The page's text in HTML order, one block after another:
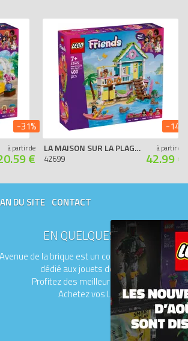
à partir de
€
-31%
LA MAISON SUR LA PLAGE ET LES PHOQUES
42699
à partir de
42.99 €
-14%
DU SITE CONTACT
EN QUELQUES MOTS
Avenue de la brique est un comparateur de prix
dédié aux jouets de la marque LEGO.
Profitez des meilleurs prix du moment.
Achetez vos LEGO moins chers.